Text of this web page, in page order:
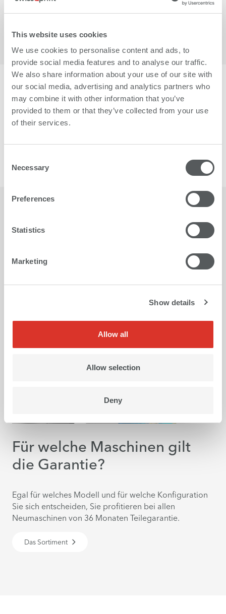
This website uses cookies
We use cookies to personalise content and ads, to
provide social media features and to analyse our traffic.
We also share information about your use of our site with
our social media, advertising and analytics partners who
may combine it with other information that you’ve
provided to them or that they’ve collected from your use
of their services.
Selection
Necessary
Preferences
Statistics
Marketing
Show details
Allow all
Allow selection
Deny
Wartung halten wir Ihre Maschine in Schwung. Dieses
Konzept zahlt sich aus. In jeder Hinsicht.»
Ist das nicht beruhigend?
Die vorsorglichen Wartungsarbeiten sind planbar, Ihre
Produktion läuft reibungslos und unvorhergesehene
Für welche Maschinen gilt
die Garantie?
Egal für welches Modell und für welche Konfiguration
Sie sich entscheiden, Sie profitieren bei allen
Neumaschinen von 36 Monaten Teilegarantie.
Das Sortiment